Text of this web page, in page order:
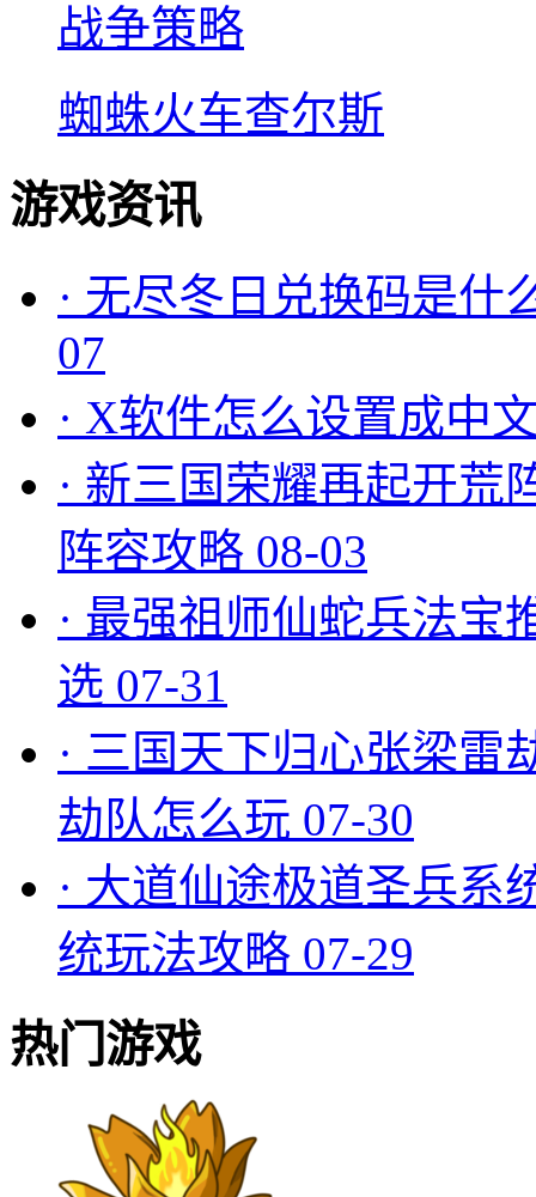
战争策略
蜘蛛火车查尔斯
游戏资讯
· 无尽冬日兑换码是什
07
· X软件怎么设置成中
· 新三国荣耀再起开荒
阵容攻略 08-03
· 最强祖师仙蛇兵法宝
选 07-31
· 三国天下归心张梁雷
劫队怎么玩 07-30
· 大道仙途极道圣兵系
统玩法攻略 07-29
热门游戏